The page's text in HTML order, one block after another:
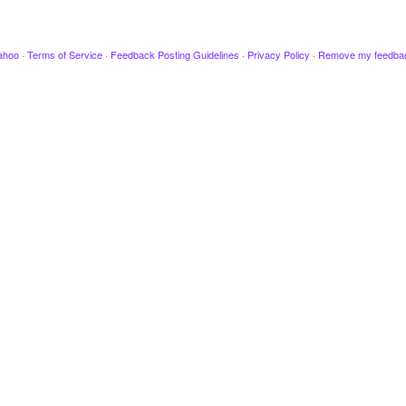
· Terms of Service · Feedback Posting Guidelines · Privacy Policy · Remove my